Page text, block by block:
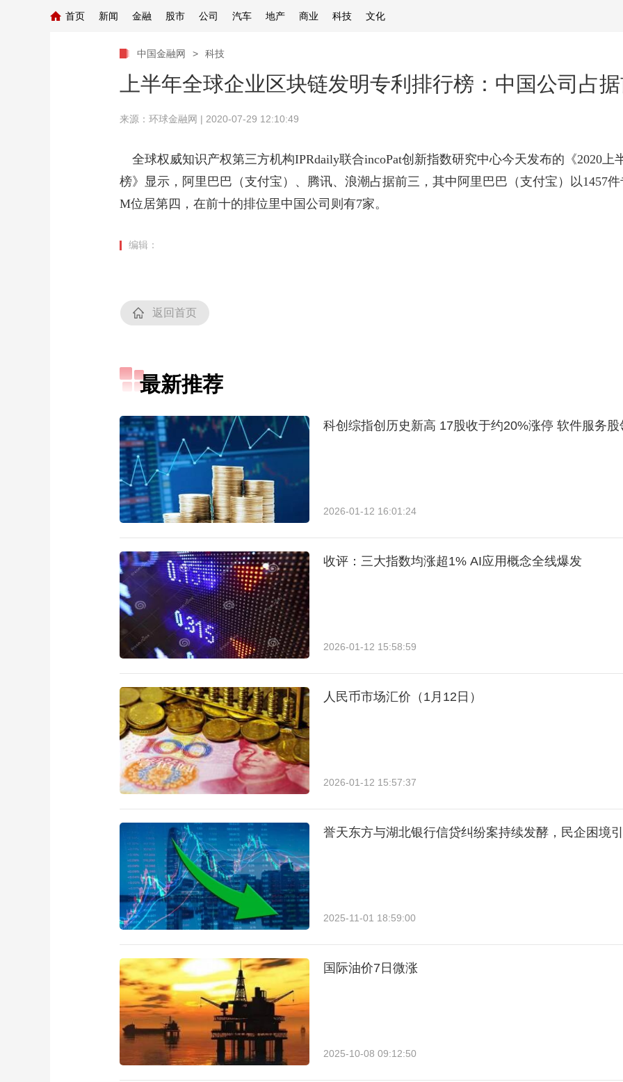
首页 新闻 金融 股市 公司 汽车 地产 商业 科技 文化
中国金融网 > 科技
上半年全球企业区块链发明专利排行榜：中国公司占
来源： 环球金融网 | 2020-07-29 12:10:49
全球权威知识产权第三方机构IPRdaily联合incoPat创新指数研究中心今天发布的《2020
榜》显示，阿里巴巴（支付宝）、腾讯、浪潮占据前三，其中阿里巴巴（支付宝）以1457
M位居第四，在前十的排位里中国公司则有7家。
编辑：
返回首页
最新推荐
科创综指创历史新高 17股收于约20%涨停 软件服务股
2026-01-12 16:01:24
收评：三大指数均涨超1% AI应用概念全线爆发
2026-01-12 15:58:59
人民币市场汇价（1月12日）
2026-01-12 15:57:37
誉天东方与湖北银行信贷纠纷案持续发酵，民企困境
2025-11-01 18:59:00
国际油价7日微涨
2025-10-08 09:12:50